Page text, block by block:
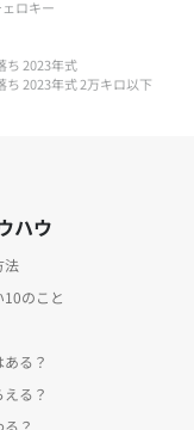
ロキー
ち 2023年式
2023年式 2万キロ以下
ハウ
法
のこと
る？
る？